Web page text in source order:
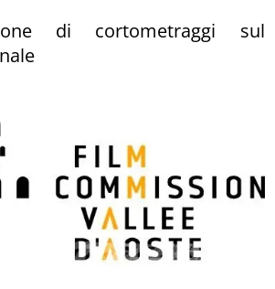
di cortometraggi sul